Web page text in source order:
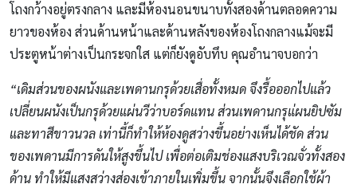
โถงกว้างอยู่ตรงกลาง และมีห้องนอนขนาบทั้งสองด้านตลอดความ
ยาวของห้อง ส่วนด้านหน้าและด้านหลังของห้องโถงกลางแม้จะมี
ประตูหน้าต่างเป็นกระจกใส แต่ก็ยังดูอับทึบ คุณอำนาจบอกว่า
“เดิมส่วนของผนังและเพดานกรุด้วยเสื่อทั้งหมด จึงรื้อออกไปแล้ว
เปลี่ยนผนังเป็นกรุด้วยแผ่นวีว่าบอร์ดแทน ส่วนเพดานกรุแ่ผนยิปซัม
และทาสีขาวนวล เท่านี้ก็ทำให้ห้องดูสว่างขึ้นอย่างเห็นได้ชัด ส่วน
ของเพดานมีการดันให้สูงขึ้นไป เพื่อต่อเติมช่องแสงบริเวณจั่วทั้งสอง
ด้าน ทำให้มีแสงสว่างส่องเข้าภายในเพิ่มขึ้น จากนั้นจึงเลือกใช้ผ้า